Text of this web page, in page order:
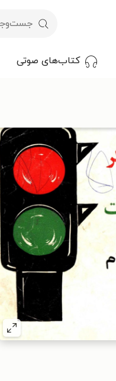
کتاب‌های صوتی